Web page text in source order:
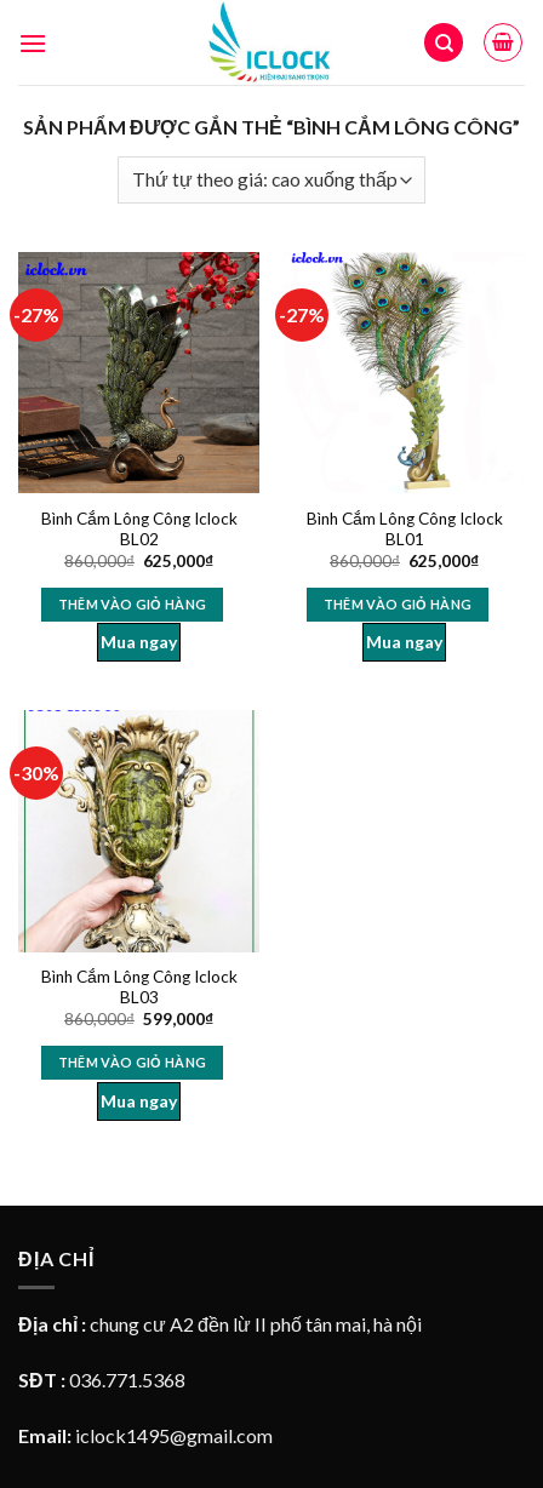
SẢN PHẨM ĐƯỢC GẮN THẺ “BÌNH CẮM LÔNG CÔNG”
-27%
Bình Cắm Lông Công Iclock
BL02
860,000₫ 625,000₫
THÊM VÀO GIỎ HÀNG
Mua ngay
-27%
Bình Cắm Lông Công Iclock
BL01
860,000₫ 625,000₫
THÊM VÀO GIỎ HÀNG
Mua ngay
-30%
Bình Cắm Lông Công Iclock
BL03
860,000₫ 599,000₫
THÊM VÀO GIỎ HÀNG
Mua ngay
ĐỊA CHỈ
Địa chỉ :chung cư A2 đền lừ II phố tân mai, hà nội
SĐT :036.771.5368
Email: iclock1495@gmail.com